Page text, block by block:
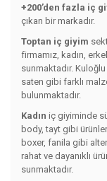
+200’den fazla iç
çıkan bir markadır.
Toptan iç giyim
firmamız, kadın,
sunmaktadır.
saten gibi farklı
bulunmaktadır.
Kadın iç giyiminde
body, tayt gibi
boxer, fanila gibi
rahat ve dayanıklı
sunmaktadır.